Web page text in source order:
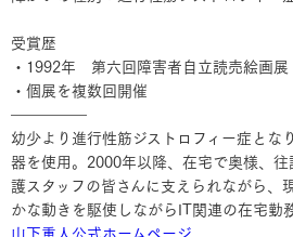
受賞歴
・1992年 第六回障害者自立読売絵画展
・個展を複数回開催
―――――
幼少より進行性筋ジストロフィー症とな
器を使用。2000年以降、在宅で奥様、
護スタッフの皆さんに支えられながら、
かな動きを駆使しながらIT関連の在宅勤